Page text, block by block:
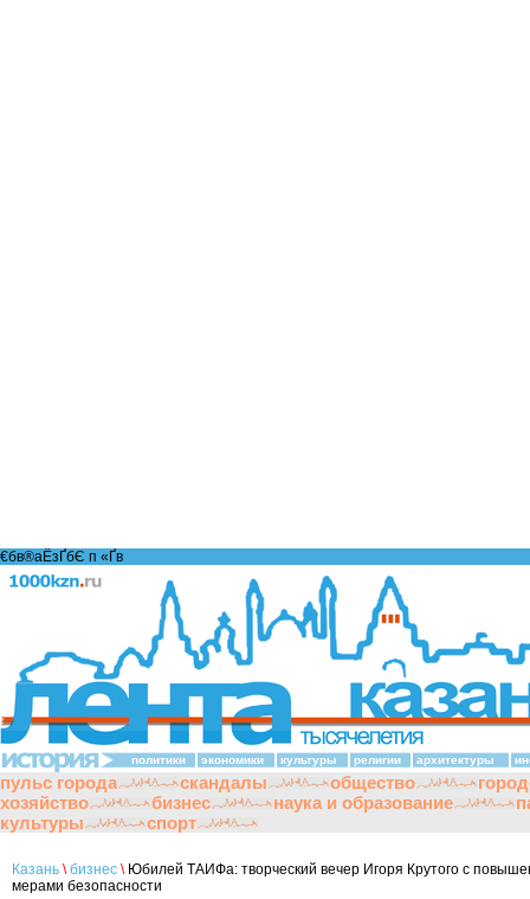
€бв®аЁзҐбЄ п «Ґ­в
политики экономики культуры религии архитектуры
пульс города скандалы общество
хозяйство
бизнес наука и образование
культуры
спорт
Казань \ бизнес \Юбилей ТАИФа: творческий вечер Игоря Крутого с
мерами безопасности